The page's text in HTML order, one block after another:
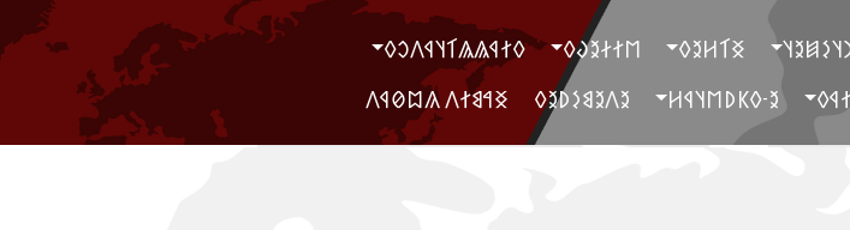
‮𐲏𐲑𐲢𐲉𐲓
‮𐲮𐲐𐲇𐲉𐲜𐲓
‮𐲓𐲐𐲁𐲖𐲖𐲑𐲦𐲁𐲤𐲛𐲓
‮𐲉-𐲓𐲞𐲚𐲮𐲦𐲁𐲢
‮𐲉𐲤𐲉𐲘𐲋𐲚𐲉𐲓
‮ ‮𐲏𐲀𐲘𐲐𐲤 𐲍𐲪𐲗𐲁𐲤